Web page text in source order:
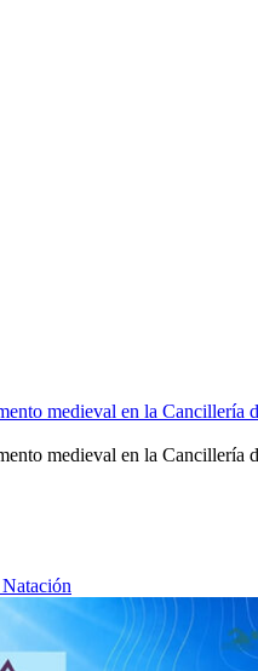
medieval en la Cancillería
medieval en la Cancillería